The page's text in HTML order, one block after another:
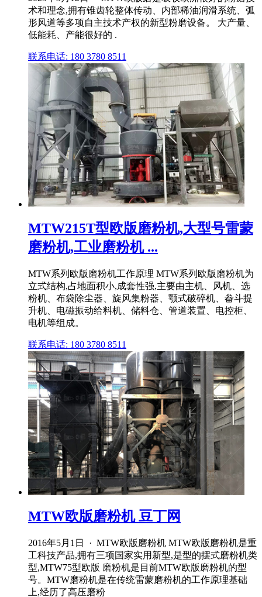
术和理念,拥有锥齿轮整体传动、内部稀油润滑系统、弧
形风道等多项自主技术产权的新型粉磨设备。 大产量、
低能耗、产能很好的 .
联系电话: 180 3780 8511
MTW215T型欧版磨粉机,大型号雷蒙
磨粉机,工业磨粉机 ...
MTW系列欧版磨粉机工作原理 MTW系列欧版磨粉机为
立式结构,占地面积小,成套性强,主要由主机、风机、选
粉机、布袋除尘器、旋风集粉器、颚式破碎机、畚斗提
升机、电磁振动给料机、储料仓、管道装置、电控柜、
电机等组成。
联系电话: 180 3780 8511
MTW欧版磨粉机 豆丁网
2016年5月1日 · MTW欧版磨粉机 MTW欧版磨粉机是重
工科技产品,拥有三项国家实用新型,是型的摆式磨粉机类
型,MTW75型欧版 磨粉机是目前MTW欧版磨粉机的型
号。MTW磨粉机是在传统雷蒙磨粉机的工作原理基础
上,经历了高压磨粉